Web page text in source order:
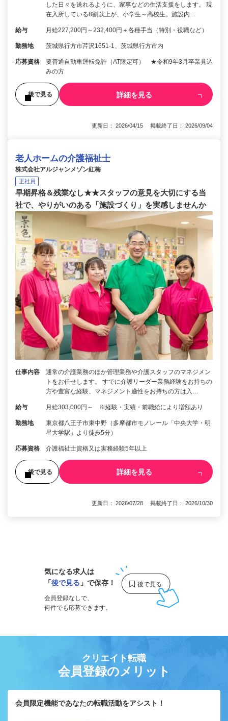
した日々を送れるように、家事などの生活支援をします。 現
在入所している8割以上が、小学生～高校生。施設内…
給与 月給227,200円～232,400円＋各種手当（特別・役職など）
勤務地 茨城県行方市芹沢1651-1、茨城県行方市内
応募資格
要普通自動車運転免許（AT限定可） ★令和9年3月卒業見込
みの方
後で見る 詳細を見る
更新日： 2026/04/15 掲載終了日： 2026/09/04
老人ホームの介護福祉士
株式会社アルジャンメゾン紅梅
正社員
早期昇格＆残業なし★★スタッフの意見を大切にする当
社で、やりがいのある「施設づくり」を実感しませんか
仕事内容
通常の介護業務のほか管理業務や介護スタッフのマネジメン
トをお任せします。 すでに介護リーダー業務経験をお持ちの
方や豊富な経験、マネジメント適性をお持ちの方は入…
給与 月給303,000円～ ※経験・実績・前職給により増額あり
勤務地
東京都八王子市東中野（多摩都市モノレール「中央大学・明
星大学駅」より徒歩5分）
応募資格 介護福祉士資格又は実務経験5年以上
後で見る 詳細を見る
更新日： 2026/07/28 掲載終了日： 2026/10/30
気になる求人は
「後で見る 」で保存！
会員登録なしで、
何件でも応募できます。
クリエイト転職
会員登録のメリット
会員限定機能であなたの転職活動をアシスト！